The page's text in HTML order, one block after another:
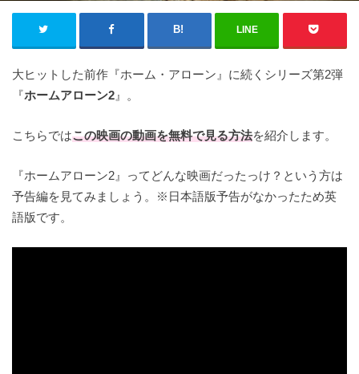
LINE
大ヒットした前作『ホーム・アローン』に続くシリーズ第2弾
『ホームアローン2』。
こちらではこの映画の動画を無料で見る方法を紹介します。
『ホームアローン2』ってどんな映画だったっけ？という方は
予告編を見てみましょう。※日本語版予告がなかったため英
語版です。